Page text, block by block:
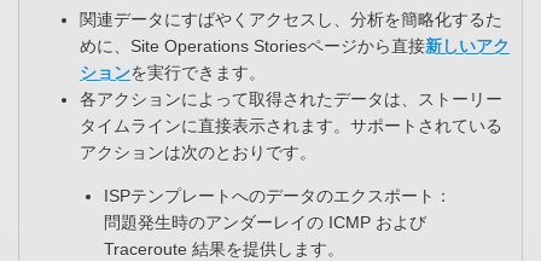
関連データにすばやくアクセスし、分析を簡略化するた
めに、​Site Operations Storiesページから直接新しいアク
ションを実行できます。​
各アクションによって取得されたデータは、ストーリー
タイムラインに直接表示されます。サポートされている
アクションは次のとおりです。
ISPテンプレートへのデータのエクスポート：​
問題発生時のアンダーレイの ICMP および
Traceroute 結果を提供します。​